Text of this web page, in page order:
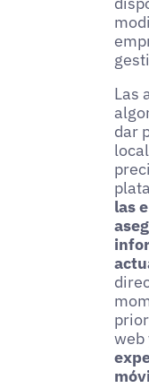
Las
dar
las
web